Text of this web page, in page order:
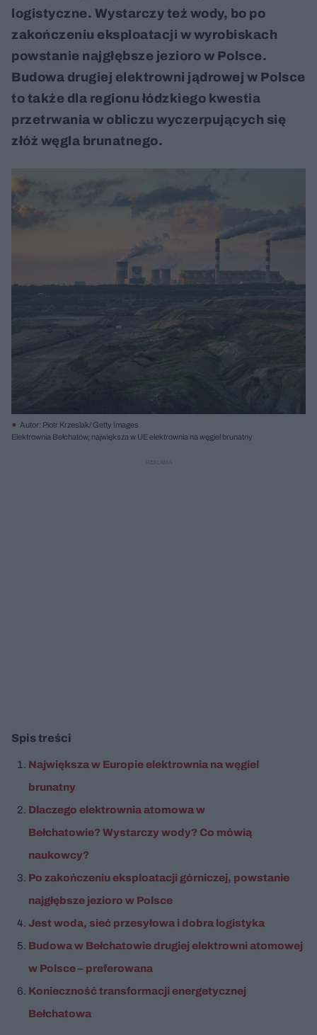
logistyczne. Wystarczy też wody, bo po
zakończeniu eksploatacji w wyrobiskach
powstanie najgłębsze jezioro w Polsce.
Budowa drugiej elektrowni jądrowej w Polsce
to także dla regionu łódzkiego kwestia
przetrwania w obliczu wyczerpujących się
złóż węgla brunatnego.
Autor: Piotr Krzeslak/ Getty Images
Elektrownia Bełchatów, największa w UE elektrownia na węgiel brunatny
Spis treści
Największa w Europie elektrownia na węgiel
brunatny
Dlaczego elektrownia atomowa w
Bełchatowie? Wystarczy wody? Co mówią
naukowcy?
Po zakończeniu eksploatacji górniczej, powstanie
najgłębsze jezioro w Polsce
Jest woda, sieć przesyłowa i dobra logistyka
Budowa w Bełchatowie drugiej elektrowni atomowej
w Polsce – preferowana
Konieczność transformacji energetycznej
Bełchatowa